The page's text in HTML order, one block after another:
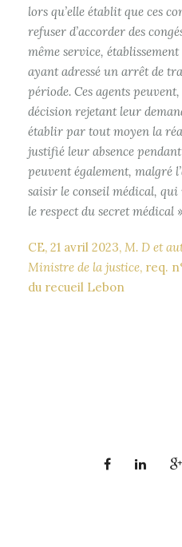
lors qu’elle établit que ces
refuser d’accorder des
même service,
ayant adressé un arrêt de
période. Ces agents
décision rejetant leur
établir par tout moyen la
justifié leur absence
peuvent également, malgré
saisir le conseil médical,
le respect du secret médical
CE, 21 avril 2023, M. D et
Ministre de la justice, req.
du recueil Lebon